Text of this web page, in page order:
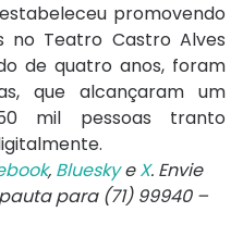
promovendo
no Teatro Castro Alves
de quatro anos, foram
que alcançaram um
mil pessoas tranto
, BlueskyeX. Envie
para (71) 99940 –